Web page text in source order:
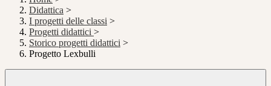
Didattica >
I progetti delle classi >
Progetti didattici >
Storico progetti didattici >
Progetto Lexbulli